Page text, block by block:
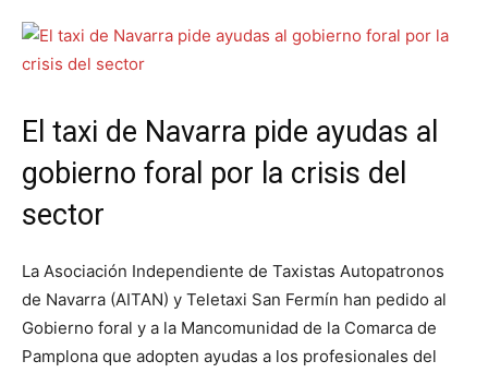
El taxi de Navarra pide ayudas al
gobierno foral por la crisis del
sector
La Asociación Independiente de Taxistas Autopatronos
de Navarra (AITAN) y Teletaxi San Fermín han pedido al
Gobierno foral y a la Mancomunidad de la Comarca de
Pamplona que adopten ayudas a los profesionales del